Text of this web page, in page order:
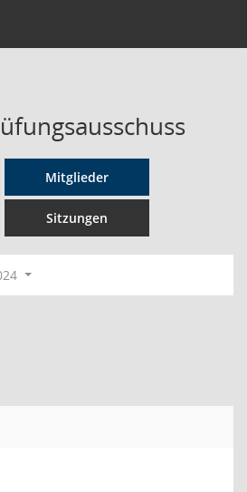
Mitglieder
Sitzungen